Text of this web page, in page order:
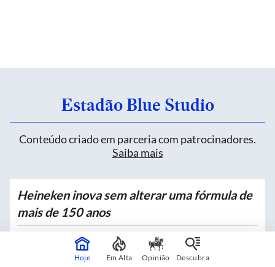
Estadão Blue Studio
Conteúdo criado em parceria com patrocinadores.
Saiba mais
Heineken inova sem alterar uma fórmula de
mais de 150 anos
Patrocinado por
Hoje Em Alta Opinião Descubra